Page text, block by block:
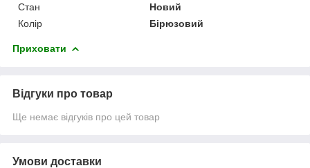
Стан
Новий
Колір
Бірюзовий
Приховати
Відгуки про товар
Ще немає відгуків про цей товар
Умови доставки